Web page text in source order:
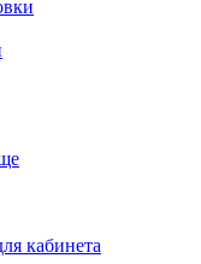
кабинета